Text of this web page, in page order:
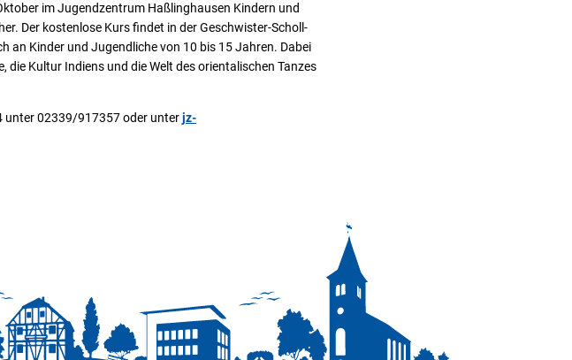
im Jugendzentrum Haßlinghausen Kindern und
Der kostenlose Kurs findet in der Geschwister-Scholl-
an Kinder und Jugendliche von 10 bis 15 Jahren. Dabei
Kultur Indiens und die Welt des orientalischen Tanzes
unter 02339/917357 oder unterjz-